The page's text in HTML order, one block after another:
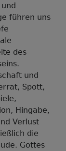
führen uns
des
und
Spott,
Hingabe,
Verlust
die
Gottes